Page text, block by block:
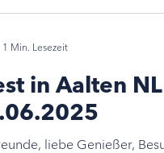
in Aalten NL
liebe Genießer,
1 Min. Lesezeit